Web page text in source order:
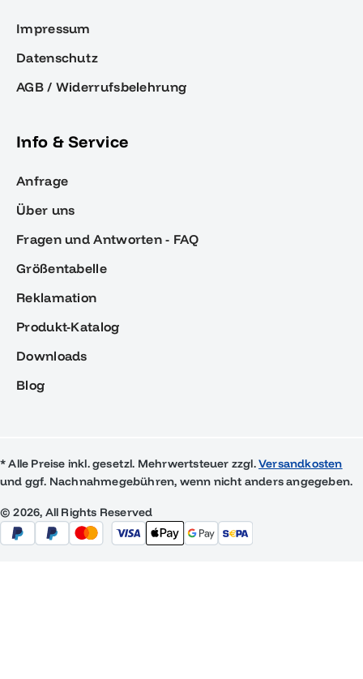
Impressum
Datenschutz
AGB / Widerrufsbelehrung
Info & Service
Anfrage
Über uns
Fragen und Antworten - FAQ
Größentabelle
Reklamation
Produkt-Katalog
Downloads
Blog
* Alle Preise inkl. gesetzl. Mehrwertsteuer zzgl.Versandkosten
und ggf. Nachnahmegebühren, wenn nicht anders angegeben.
© 2026, All Rights Reserved